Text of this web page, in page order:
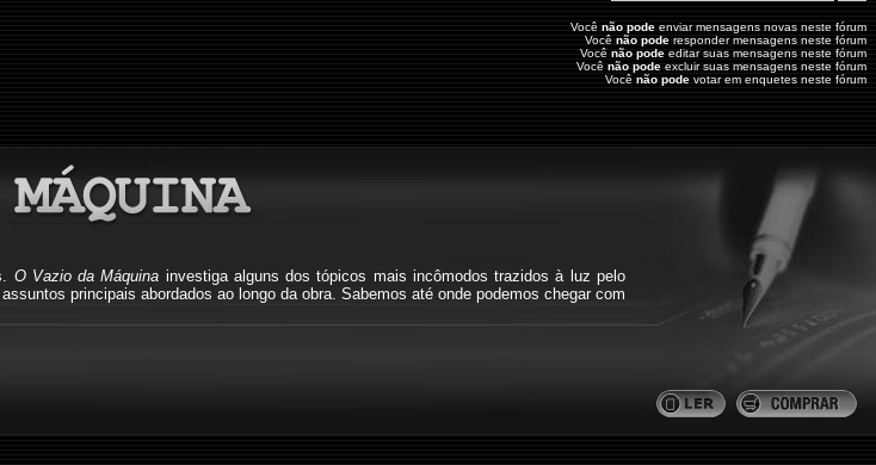
Vocênão pode enviar mensagens novas neste fórum
Vocênão pode responder mensagens neste fórum
Vocênão pode editar suas mensagens neste fórum
Vocênão pode excluir suas mensagens neste fórum
Vocênão pode votar em enquetes neste fórum
O Vazio da Máquina investiga alguns dos tópicos mais incômodos trazidos à luz pelo
principais abordados ao longo da obra. Sabemos até onde podemos chegar com